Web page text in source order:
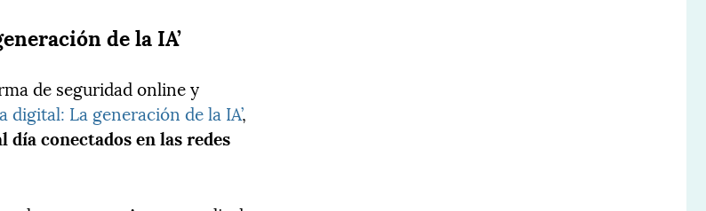
de la IA’
de seguridad online y
digital: La generación de la IA’,
día conectados en las redes